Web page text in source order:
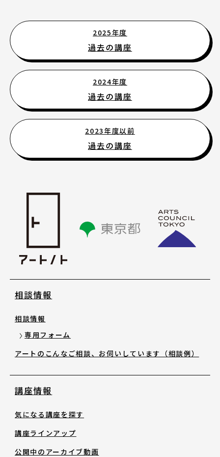
2025年度
過去の講座
2024年度
過去の講座
2023年度以前
過去の講座
相談情報
相談情報
専用フォーム
アートのこんなご相談、お伺いしています（相談例）
講座情報
気になる講座を探す
講座ラインアップ
公開中のアーカイブ動画